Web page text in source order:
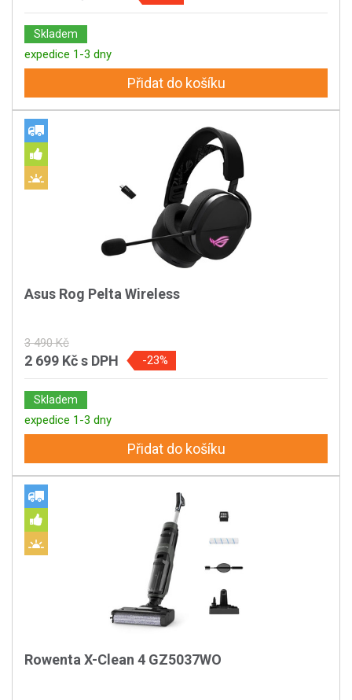
Skladem
expedice 1-3 dny
Přidat do košíku
Asus Rog Pelta Wireless
3 490 Kč
2 699 Kčs DPH -23%
Skladem
expedice 1-3 dny
Přidat do košíku
Rowenta X-Clean 4 GZ5037WO